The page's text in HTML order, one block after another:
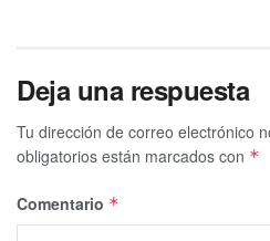
Deja una respuesta
Tu dirección de correo electrónico
obligatorios están marcados con *
Comentario *